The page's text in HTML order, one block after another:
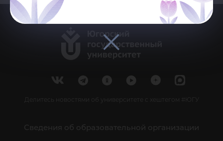
Делитесь новостями об университете с хештегом #ЮГУ
Сведения об образовательной организации